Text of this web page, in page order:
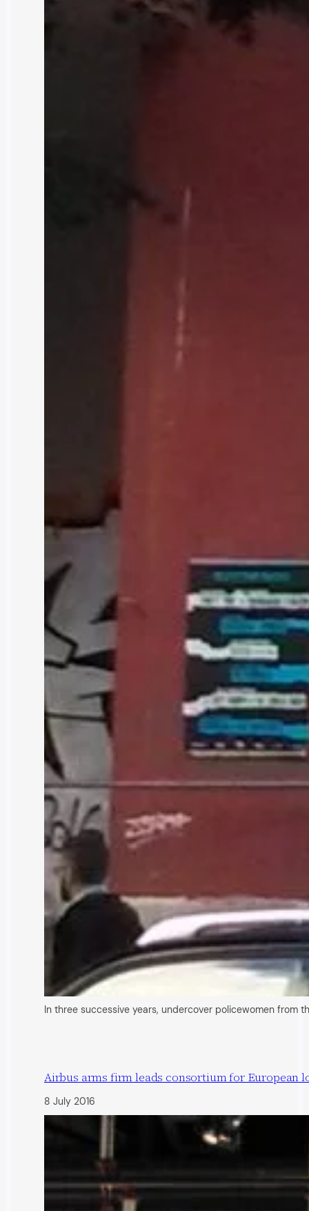
In three successive years, undercover policewomen
Airbus arms firm leads consortium for European
8 July 2016